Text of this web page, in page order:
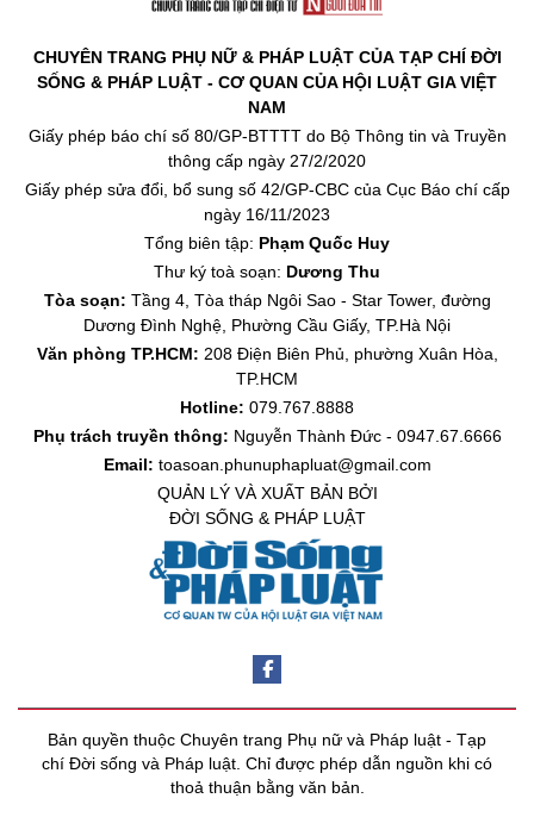
CHUYÊN TRANG PHỤ NỮ & PHÁP LUẬT CỦA TẠP CHÍ ĐỜI
SỐNG & PHÁP LUẬT - CƠ QUAN CỦA HỘI LUẬT GIA VIỆT
NAM
Giấy phép báo chí số 80/GP-BTTTT do Bộ Thông tin và Truyền
thông cấp ngày 27/2/2020
Giấy phép sửa đổi, bổ sung số 42/GP-CBC của Cục Báo chí cấp
ngày 16/11/2023
Tổng biên tập: Phạm Quốc Huy
Thư ký toà soạn: Dương Thu
Tòa soạn: Tầng 4, Tòa tháp Ngôi Sao - Star Tower, đường
Dương Đình Nghệ, Phường Cầu Giấy, TP.Hà Nội
Văn phòng TP.HCM: 208 Điện Biên Phủ, phường Xuân Hòa,
TP.HCM
Hotline: 079.767.8888
Phụ trách truyền thông: Nguyễn Thành Đức - 0947.67.6666
Email: toasoan.phunuphapluat@gmail.com
QUẢN LÝ VÀ XUẤT BẢN BỞI
ĐỜI SỐNG & PHÁP LUẬT
Bản quyền thuộc Chuyên trang Phụ nữ và Pháp luật - Tạp
chí Đời sống và Pháp luật. Chỉ được phép dẫn nguồn khi có
thoả thuận bằng văn bản.